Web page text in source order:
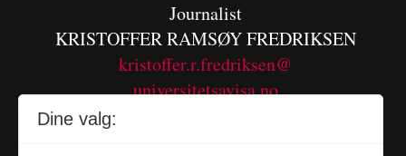
Journalist
KRISTOFFER RAMSØY FREDRIKSEN
kristoffer.r.fredriksen@
universitetsavisa.no
Dine valg: